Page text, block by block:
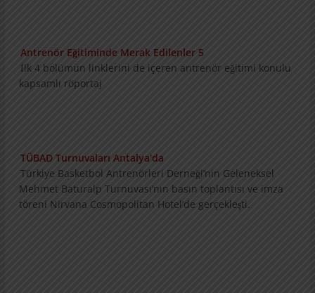
Antrenör Eğitiminde Merak Edilenler 5
İlk 4 bölümün linklerini de içeren antrenör
eğitimi konulu kapsamlı röportaj
TÜBAD Turnuvaları Antalya'da
Türkiye Basketbol Antrenörleri Derneği’nin
Geleneksel Mehmet Baturalp Turnuvası’nın
basın toplantısı ve imza töreni Nirvana